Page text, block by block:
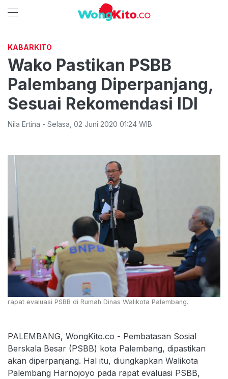
KABARKITO
Wako Pastikan PSBB
Palembang Diperpanjang,
Sesuai Rekomendasi IDI
Nila Ertina - Selasa 02 Juni 2020 01:24 WIB
rapat evaluasi PSBB di Rumah Dinas Walikota Palembang.
PALEMBANG, WongKito.co - Pembatasan Sosial
Berskala Besar (PSBB) kota Palembang, dipastikan
akan diperpanjang. Hal itu, diungkapkan Walikota
Palembang Harnojoyo pada rapat evaluasi PSBB,